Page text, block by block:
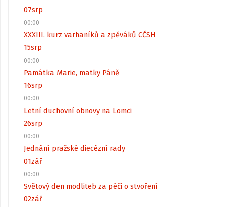
07srp
00:00
XXXIII. kurz varhaníků a zpěváků CČSH
15srp
00:00
Památka Marie, matky Páně
16srp
00:00
Letní duchovní obnovy na Lomci
26srp
00:00
Jednání pražské diecézní rady
01zář
00:00
Světový den modliteb za péči o stvoření
02zář